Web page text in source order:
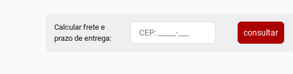
Calcular frete e
prazo de entrega:
consultar